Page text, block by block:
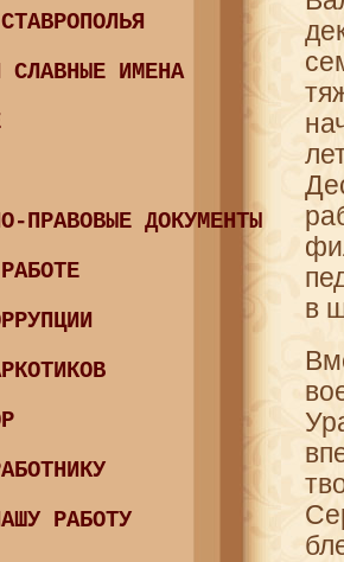
СЛАВНЫЕ ИМЕНА
ПРАВОВЫЕ ДОКУМЕНТЫ
РАБОТУ
в